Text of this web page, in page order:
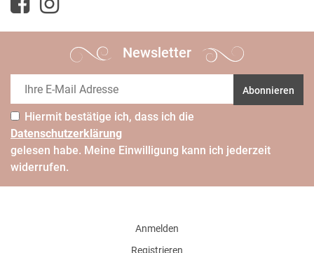
Newsletter
Abonnieren
Hiermit bestätige ich, dass ich die
Daten­schutz­erklärung
gelesen habe. Meine Einwilligung kann ich jederzeit
widerrufen.
Anmelden
Registrieren